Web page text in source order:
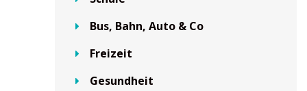
Bus, Bahn, Auto & Co
Freizeit
Gesundheit